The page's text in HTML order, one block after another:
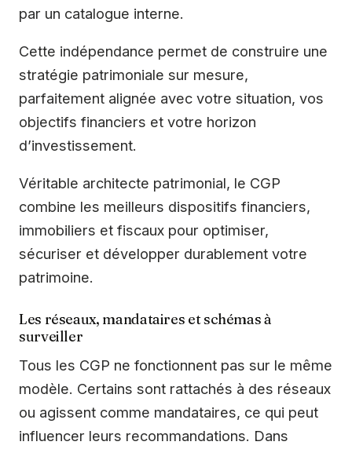
par un catalogue interne.
Cette indépendance permet de construire une
stratégie patrimoniale sur mesure,
parfaitement alignée avec votre situation, vos
objectifs financiers et votre horizon
d’investissement.
Véritable architecte patrimonial, le CGP
combine les meilleurs dispositifs financiers,
immobiliers et fiscaux pour optimiser,
sécuriser et développer durablement votre
patrimoine.
Les réseaux, mandataires et schémas à
surveiller
Tous les CGP ne fonctionnent pas sur le même
modèle. Certains sont rattachés à des réseaux
ou agissent comme mandataires, ce qui peut
influencer leurs recommandations. Dans